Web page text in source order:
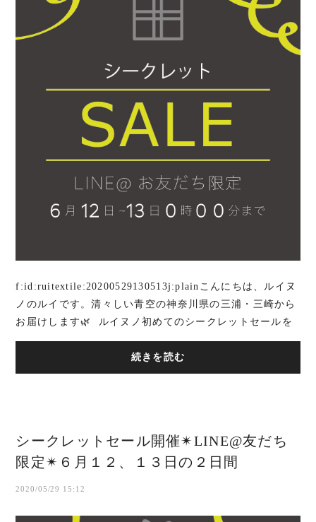
f:id:ruitextile:20200529130513j:plainこんにちは、ルイヌ
ノのルイです。清々しい青空の神奈川県の三浦・三崎から
お届けします🌿 ルイヌノ初めてのシークレットセールを
開催！ 不安な日々でした...
続きを読む
シークレットセール開催✴︎LINE@友だち
限定✴︎６月１２、１３日の２日間
2020/05/29 15:12